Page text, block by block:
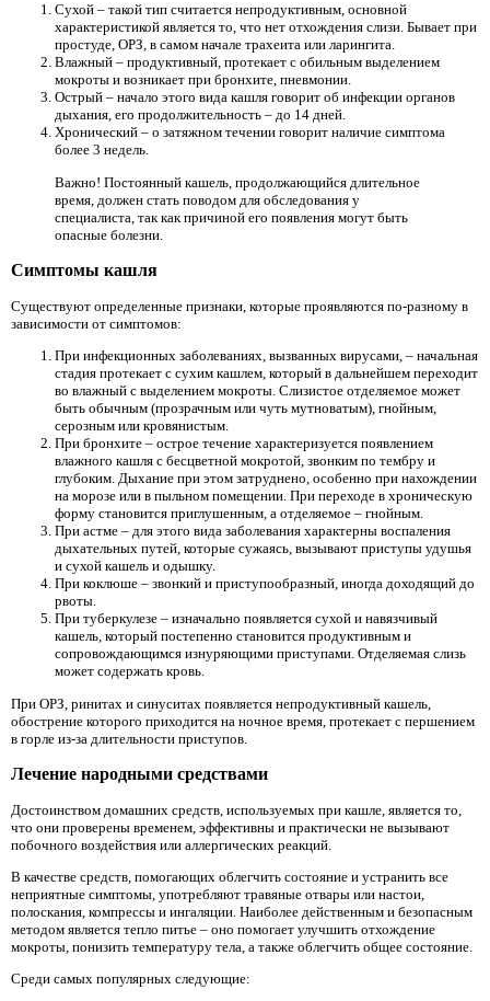
Сухой – такой тип считается непродуктивным, основной
характеристикой является то, что нет отхождения слизи. Бывает при
простуде, ОРЗ, в самом начале трахеита или ларингита.
Влажный – продуктивный, протекает с обильным выделением
мокроты и возникает при бронхите, пневмонии.
Острый – начало этого вида кашля говорит об инфекции органов
дыхания, его продолжительность – до 14 дней.
Хронический – о затяжном течении говорит наличие симптома
более 3 недель.
Важно! Постоянный кашель, продолжающийся длительное
время, должен стать поводом для обследования у
специалиста, так как причиной его появления могут быть
опасные болезни.
Симптомы кашля
Существуют определенные признаки, которые проявляются по-разному в
зависимости от симптомов:
При инфекционных заболеваниях, вызванных вирусами, – начальная
стадия протекает с сухим кашлем, который в дальнейшем переходит
во влажный с выделением мокроты. Слизистое отделяемое может
быть обычным (прозрачным или чуть мутноватым), гнойным,
серозным или кровянистым.
При бронхите – острое течение характеризуется появлением
влажного кашля с бесцветной мокротой, звонким по тембру и
глубоким. Дыхание при этом затруднено, особенно при нахождении
на морозе или в пыльном помещении. При переходе в хроническую
форму становится приглушенным, а отделяемое – гнойным.
При астме – для этого вида заболевания характерны воспаления
дыхательных путей, которые сужаясь, вызывают приступы удушья
и сухой кашель и одышку.
При коклюше – звонкий и приступообразный, иногда доходящий до
рвоты.
При туберкулезе – изначально появляется сухой и навязчивый
кашель, который постепенно становится продуктивным и
сопровождающимся изнуряющими приступами. Отделяемая слизь
может содержать кровь.
При ОРЗ, ринитах и синуситах появляется непродуктивный кашель,
обострение которого приходится на ночное время, протекает с першением
в горле из-за длительности приступов.
Лечение народными средствами
Достоинством домашних средств, используемых при кашле, является то,
что они проверены временем, эффективны и практически не вызывают
побочного воздействия или аллергических реакций.
В качестве средств, помогающих облегчить состояние и устранить все
неприятные симптомы, употребляют травяные отвары или настои,
полоскания, компрессы и ингаляции. Наиболее действенным и безопасным
методом является тепло питье – оно помогает улучшить отхождение
мокроты, понизить температуру тела, а также облегчить общее состояние.
Среди самых популярных следующие: